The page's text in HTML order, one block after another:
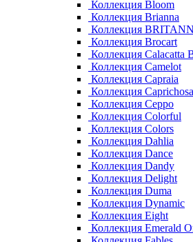
Коллекция Bloom
Коллекция Brianna
Коллекция
Коллекция Brocart
Коллекция Calacatta
Коллекция Camelot
Коллекция Capraia
Коллекция Caprichosa
Коллекция Ceppo
Коллекция Colorful
Коллекция Colors
Коллекция Dahlia
Коллекция Dance
Коллекция Dandy
Коллекция Delight
Коллекция Duma
Коллекция Dynamic
Коллекция Eight
Коллекция Emerald